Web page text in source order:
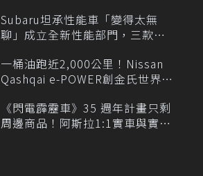
Subaru坦承性能車「變得太無
聊」成立全新性能部門，三款手
一桶油跑近2,000公里！Nissan
Qashqai e-POWER創金氏世界紀
《閃電霹靂車》35 週年計畫只剩
周邊商品！阿斯拉1:1實車與實體